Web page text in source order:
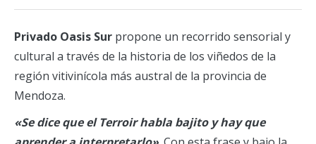
Privado Oasis Sur propone un recorrido sensorial y
cultural a través de la historia de los viñedos de la
región vitivinícola más austral de la provincia de
Mendoza.
«Se dice que el Terroir habla bajito y hay que